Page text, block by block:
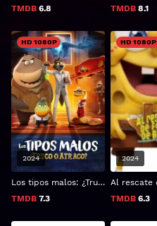
TMDB 6.8 TMDB 8.1
Los tipos malos: ¿Truco o atraco?
TMDB 7.3
HD 1080P
2024
TMDB 6.3
HD 1080P
2024